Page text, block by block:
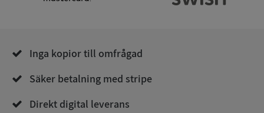
Inga kopior till omfrågad
Säker betalning med stripe
Direkt digital leverans